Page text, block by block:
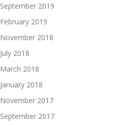
September 2019
February 2019
November 2018
July 2018
March 2018
January 2018
November 2017
September 2017